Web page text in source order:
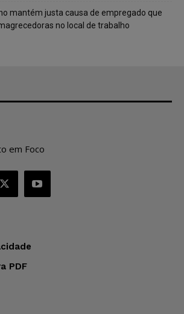
mantém justa causa de empregado que
no local de trabalho
em Foco
PDF